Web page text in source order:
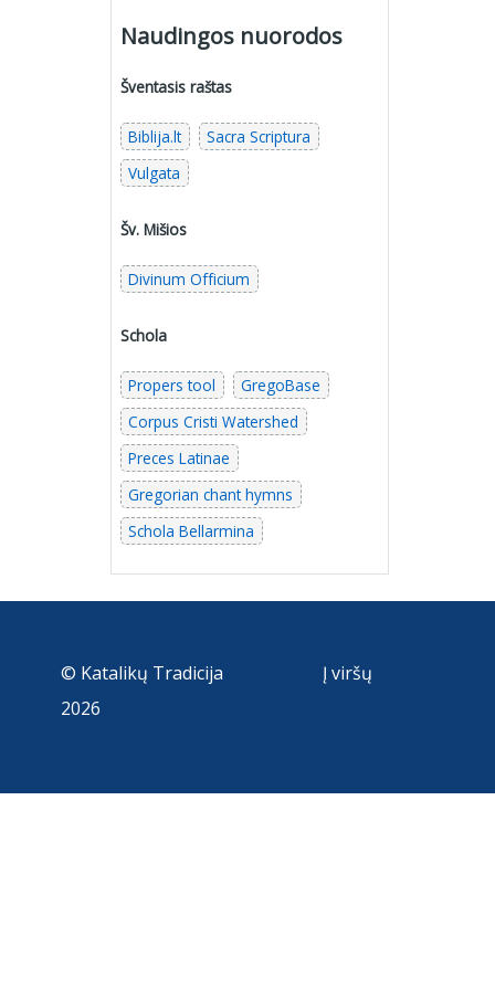
Naudingos nuorodos
Šventasis raštas
Biblija.lt
Sacra Scriptura
Vulgata
Šv. Mišios
Divinum Officium
Schola
Propers tool
GregoBase
Corpus Cristi Watershed
Preces Latinae
Gregorian chant hymns
Schola Bellarmina
© Katalikų Tradicija
2026
Į viršų